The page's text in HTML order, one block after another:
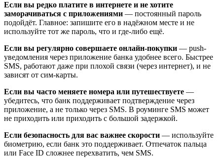
Если вы редко платите в интернете и не хотите
заморачиваться с приложениями — постоянный пароль
подойдёт. Главное: запишите его в надёжном месте и не
используйте тот же пароль, что и где-либо ещё.
Если вы регулярно совершаете онлайн-покупки — push-
уведомления через приложение банка удобнее всего. Быстрее
SMS, работают даже при плохой связи (через интернет), и не
зависят от сим-карты.
Если вы часто меняете номера или путешествуете —
убедитесь, что банк поддерживает подтверждение через
приложение, а не только через SMS. В роуминге SMS может
не приходить или приходить с большой задержкой.
Если безопасность для вас важнее скорости — используйте
биометрию, если банк это поддерживает. Отпечаток пальца
или Face ID сложнее перехватить, чем SMS.